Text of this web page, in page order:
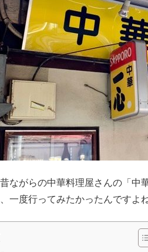
ながらの中華料理屋さんの「中
一度行ってみたかったんですよね